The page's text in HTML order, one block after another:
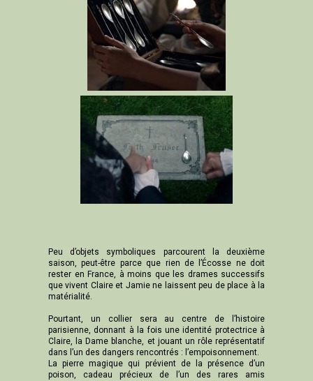
Peu d’objets symboliques parcourent la deuxième
saison, peut-être parce que rien de l’Écosse ne doit
rester en France, à moins que les drames successifs
que vivent Claire et Jamie ne laissent peu de place à la
matérialité.
Pourtant, un collier sera au centre de l’histoire
parisienne, donnant à la fois une identité protectrice à
Claire, la Dame blanche, et jouant un rôle représentatif
dans l’un des dangers rencontrés : l’empoisonnement.
La pierre magique qui prévient de la présence d’un
poison, cadeau précieux de l’un des rares amis